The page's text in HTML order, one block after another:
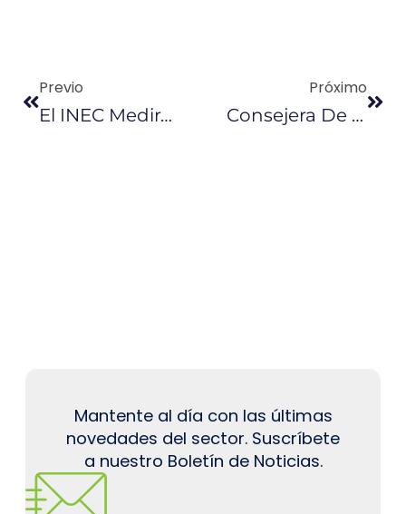
Previo
El INEC Medirá El Trabajo De Personas Informales En Ecuador
Próximo
Consejera De La UE: «La Idea Es Diversificar Y Mejorar Calidad De Exportaciones»
Mantente al día con las últimas
novedades del sector. Suscríbete
a nuestro Boletín de Noticias.